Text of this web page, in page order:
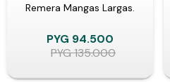
Remera Mangas Largas.
PYG 94.500
PYG135.000